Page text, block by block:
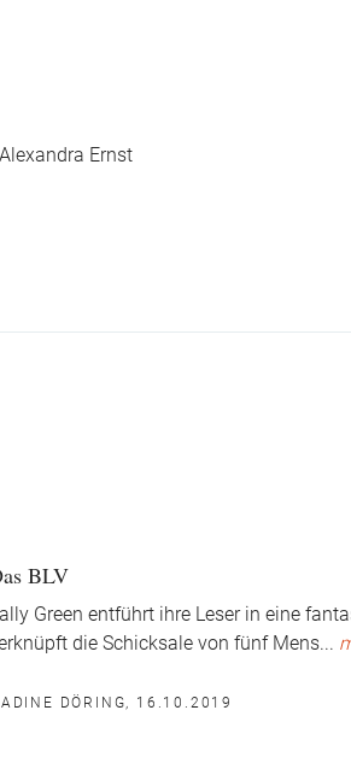
Ernst
BLV
Green entführt ihre Leser in eine
die Schicksale von fünf Mens...
DÖRING, 16.10.2019